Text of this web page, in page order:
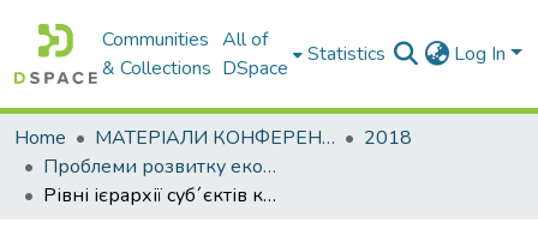
Communities
& Collections
All of
DSpace
Statistics Log In
Home МАТЕРІАЛИ КОНФЕРЕНЦІЙ
2018
Проблеми розвитку економіки підприємства: погляд молоді
Рівні ієрархії суб´єктів конкурентоспроможності в умовах глобальної конкуренції